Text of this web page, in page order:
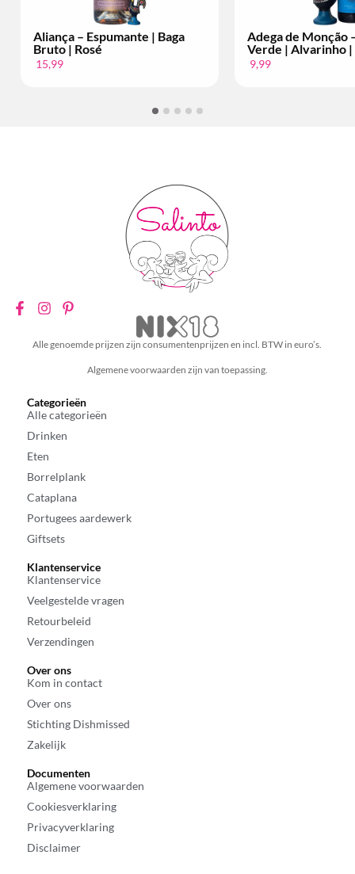
| Baga
Adega de Monção – Vinho
Verde | Alvarinho | Per Fles
Alle genoemde prijzen zijn consumentenprijzen en incl. BTW in euro’s.
Algemene voorwaarden zijn van toepassing.
Categorieën
Alle categorieën
Drinken
Eten
Borrelplank
Cataplana
Portugees aardewerk
Giftsets
Klantenservice
Klantenservice
Veelgestelde vragen
Retourbeleid
Verzendingen
Over ons
Kom in contact
Over ons
Stichting Dishmissed
Zakelijk
Documenten
Algemene voorwaarden
Cookiesverklaring
Privacyverklaring
Disclaimer